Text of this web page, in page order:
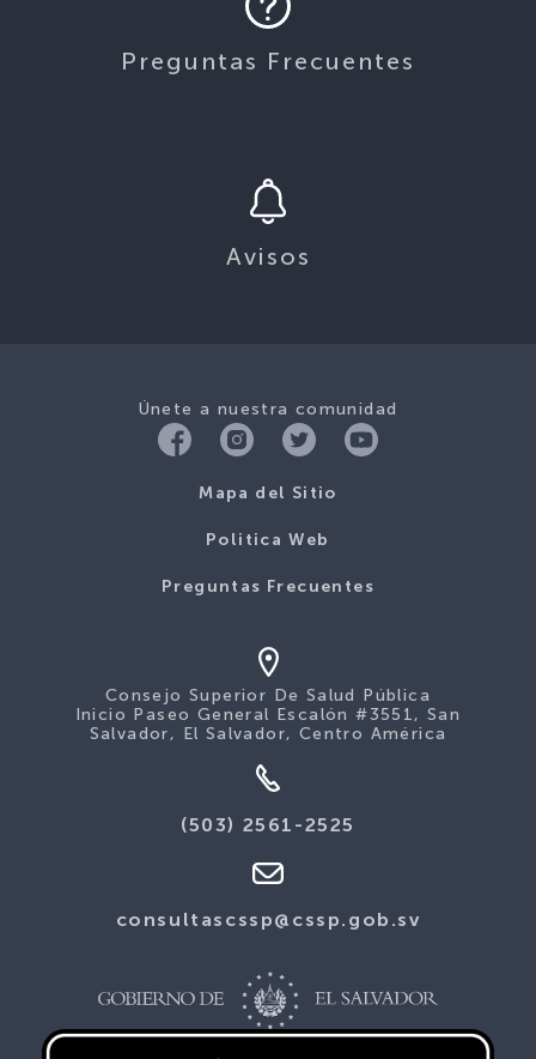
Preguntas Frecuentes
Avisos
Únete a nuestra comunidad
Mapa del Sitio
Politica Web
Preguntas Frecuentes
Consejo Superior De Salud Pública
Inicio Paseo General Escalón #3551, San
Salvador, El Salvador, Centro América
(503) 2561-2525
consultascssp@cssp.gob.sv